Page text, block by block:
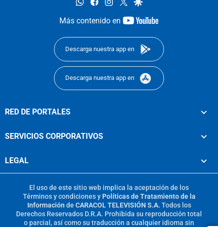
Más contenido en
youtube-
Descarga nuestra app en
Descarga nuestra app en
RED DE PORTALES
SERVICIOS CORPORATIVOS
LEGAL
El uso de este sitio web implica la aceptación de los
Términos y condicionesy Políticas de Tratamiento de la
Información de CARACOL TELEVISIÓN S.A. Todos los
Derechos Reservados D.R.A. Prohibida su reproducción total
o parcial, así como su traducción a cualquier idioma sin